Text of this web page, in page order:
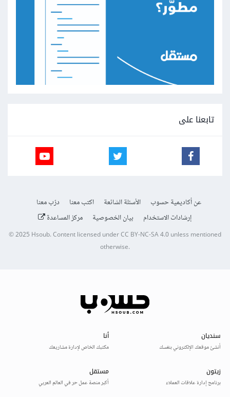
تابعنا على
عن أكاديمية حسوب الأسئلة الشائعة اكتب معنا
درّب معنا
إرشادات الاستخدام
بيان الخصوصية مركز المساعدة
© 2025Hsoub.Content licensed underCC BY-NC-SA 4.0unless mentioned
otherwise.